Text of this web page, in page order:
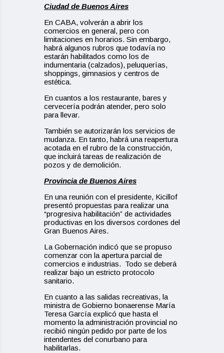
Ciudad de Buenos Aires
En CABA, volverán a abrir los
comercios en general, pero con
limitaciones en horarios. Sin embargo,
habrá algunos rubros que todavía no
estarán habilitados como los de
indumentaria (calzados), peluquerías,
shoppings, gimnasios y centros de
estética.
En cuantos a los restaurante, bares y
cervecería podrán atender, pero solo
para llevar.
También se autorizarán los servicios de
mudanza. En tanto, habrá una reapertura
acotada en el rubro de la construcción,
que incluirá tareas de realización de
pozos y de demolición.
Provincia de Buenos Aires
En una reunión con el presidente, Kicillof
presentó propuestas para realizar una
“progresiva habilitación” de actividades
productivas en los diversos cordones del
Gran Buenos Aires.
La Gobernación indicó que se propuso
comenzar con la apertura parcial de
comercios e industrias. Todo se deberá
realizar bajo un estricto protocolo
sanitario.
En cuanto a las salidas recreativas, la
ministra de Gobierno bonaerense María
Teresa García explicó que hasta el
momento la administración provincial no
recibió ningún pedido por parte de los
intendentes del conurbano para
habilitarlas.